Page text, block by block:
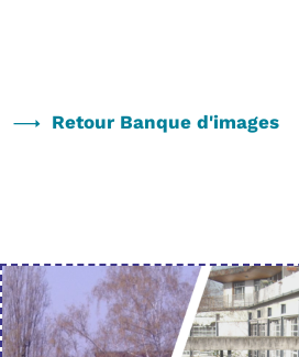
Retour Banque d'images